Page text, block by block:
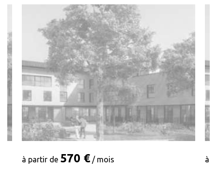
à partir de 570 € / mois à